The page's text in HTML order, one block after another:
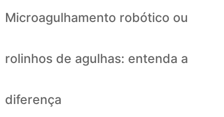
Microagulhamento robótico ou
rolinhos de agulhas: entenda a
diferença